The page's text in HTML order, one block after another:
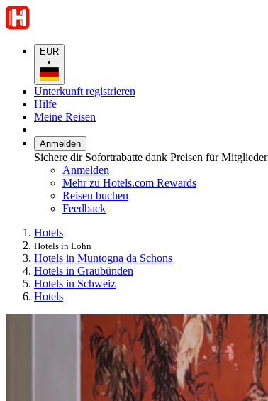
EUR
•
Unterkunft registrieren
Hilfe
Meine Reisen
Anmelden
Sichere dir Sofortrabatte dank Preisen für Mitglieder
Anmelden
Mehr zu Hotels.com Rewards
Reisen buchen
Feedback
Hotels
Hotels in Lohn
Hotels in Muntogna da Schons
Hotels in Graubünden
Hotels in Schweiz
Hotels